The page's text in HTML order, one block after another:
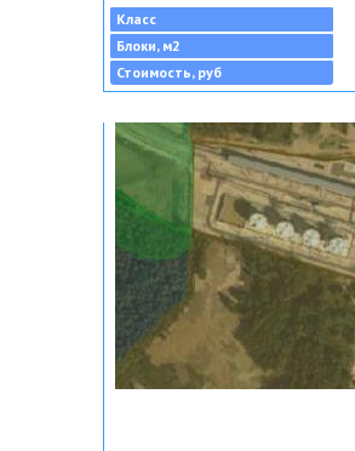
Класс
Блоки, м2
Стоимость, руб